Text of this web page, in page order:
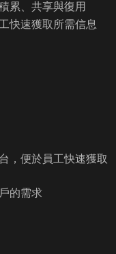
累、共享與復用
快速獲取所需信息
，便於員工快速獲取
的需求